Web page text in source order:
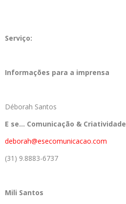
Serviço:
Informações para a imprensa
Déborah Santos
E se… Comunicação & Criatividade
deborah@esecomunicacao.com
(31) 9.8883-6737
Mili Santos